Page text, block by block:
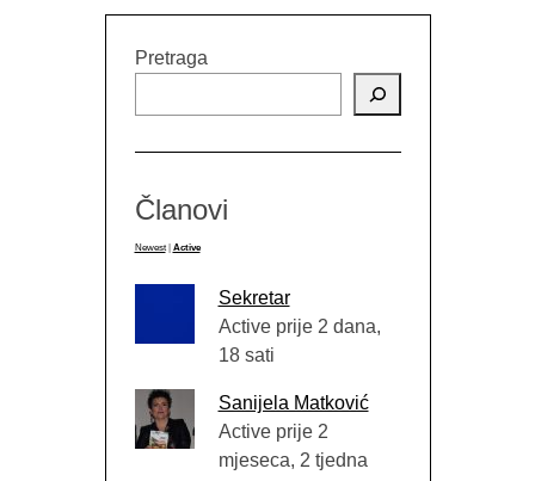
Pretraga
Članovi
Newest Active
Sekretar
Active prije 2 dana,
18 sati
Sanijela Matković
Active prije 2
mjeseca, 2 tjedna